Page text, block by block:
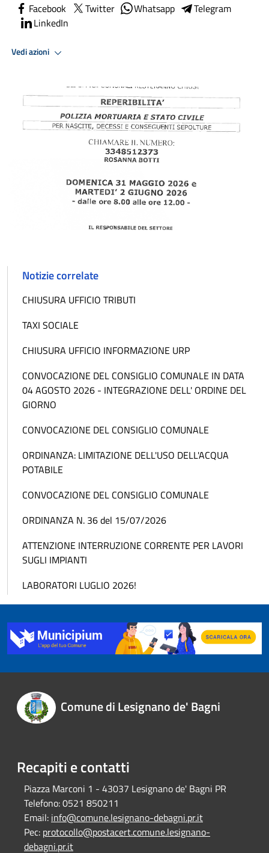
Facebook Twitter Whatsapp
Telegram
LinkedIn
Vedi azioni
Notizie correlate
CHIUSURA UFFICIO TRIBUTI
TAXI SOCIALE
CHIUSURA UFFICIO INFORMAZIONE URP
CONVOCAZIONE DEL CONSIGLIO COMUNALE IN DATA
04 AGOSTO 2026 - INTEGRAZIONE DELL' ORDINE DEL
GIORNO
CONVOCAZIONE DEL CONSIGLIO COMUNALE
ORDINANZA: LIMITAZIONE DELL'USO DELL'ACQUA
POTABILE
CONVOCAZIONE DEL CONSIGLIO COMUNALE
ORDINANZA N. 36 del 15/07/2026
ATTENZIONE INTERRUZIONE CORRENTE PER LAVORI
SUGLI IMPIANTI
LABORATORI LUGLIO 2026!
Comune di Lesignano de' Bagni
Recapiti e contatti
Piazza Marconi 1 - 43037 Lesignano de' Bagni PR
Telefono:0521 850211
Email: info@comune.lesignano-debagni.pr.it
Pec: protocollo@postacert.comune.lesignano-
debagni.pr.it